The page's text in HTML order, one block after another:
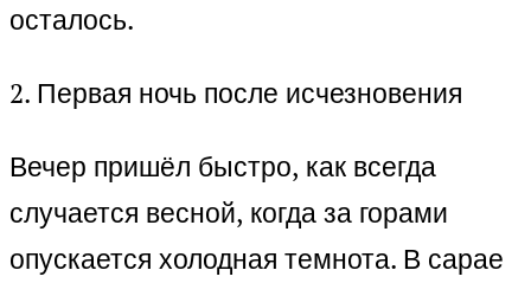
осталось.
2. Первая ночь после исчезновения
Вечер пришёл быстро, как всегда
случается весной, когда за горами
опускается холодная темнота. В сарае